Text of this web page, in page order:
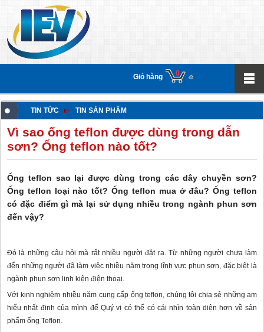
Giỏ hàng 0
TIN TỨC TIN SẢN PHẨM
Vì sao ống teflon được dùng trong dẫn
sơn? Ống teflon nào tốt?
Ống teflon sao lại được dùng trong các dây chuyền sơn?
Ống teflon loại nào tốt? Ống teflon mua ở đâu? Ống teflon
có đặc điểm gì mà lại sử dụng nhiều trong ngành phun sơn
đến vậy?
Đó là những câu hỏi mà rất nhiều người đặt ra. Từ những người chưa làm
đến những người đã làm việc nhiều năm trong lĩnh vực phun sơn, đặc biệt là
ngành phun sơn linh kiện điện thoại.
Với kinh nghiệm nhiều năm cung cấp ống teflon, chúng tôi chia sẻ những am
hiểu nhất định của mình để Quý vị có thể có cái nhìn toàn diện hơn về sản
phẩm ống Teflon.